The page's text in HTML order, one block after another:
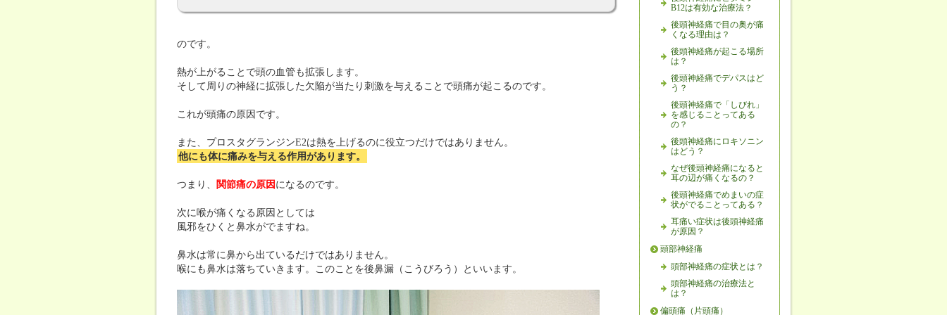
のです。
熱が上がることで頭の血管も拡張します。
そして周りの神経に拡張した欠陥が当たり刺激を与えることで頭痛が起こるのです。
これが頭痛の原因です。
また、プロスタグランジンE2は熱を上げるのに役立つだけではありません。
他にも体に痛みを与える作用があります。
つまり、 関節痛の原因になるのです。
次に喉が痛くなる原因としては
風邪をひくと鼻水がでますね。
鼻水は常に鼻から出ているだけではありません。
喉にも鼻水は落ちていきます。このことを後鼻漏（こうびろう）といいます。
B12は有効な治療法？
後頭神経痛で目の奥が痛
くなる理由は？
後頭神経痛が起こる場所
は？
後頭神経痛でデパスはど
う？
後頭神経痛で「しびれ」
を感じることってある
の？
後頭神経痛にロキソニン
はどう？
なぜ後頭神経痛になると
耳の辺が痛くなるの？
後頭神経痛でめまいの症
状がでることってある？
耳痛い症状は後頭神経痛
が原因？
頭部神経痛
頭部神経痛の症状とは？
頭部神経痛の治療法と
は？
偏頭痛（片頭痛）